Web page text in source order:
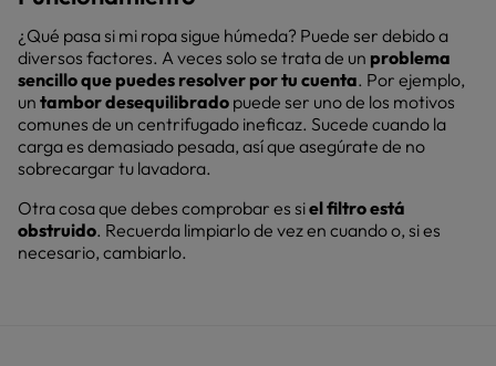
¿Qué pasa si mi ropa sigue húmeda? Puede ser debido a
diversos factores. A veces solo se trata de un problema
sencillo que puedes resolver por tu cuenta. Por ejemplo,
un tambor desequilibrado puede ser uno de los motivos
comunes de un centrifugado ineficaz. Sucede cuando la
carga es demasiado pesada, así que asegúrate de no
sobrecargar tu lavadora.
Otra cosa que debes comprobar es siel filtro está
obstruido. Recuerda limpiarlo de vez en cuando o, si es
necesario, cambiarlo.